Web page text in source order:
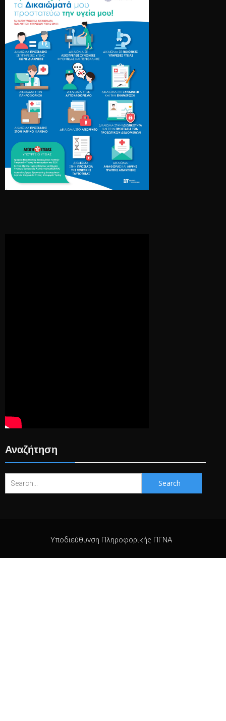
Αναζήτηση
for:
Υποδιεύθυνση Πληροφορικής ΠΓΝΑ